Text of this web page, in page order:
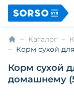
Каталог
Корм сухой
Корм сухой
домашнему